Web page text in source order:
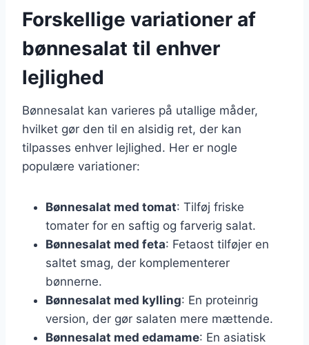
Forskellige variationer af
bønnesalat til enhver
lejlighed
Bønnesalat kan varieres på utallige måder,
hvilket gør den til en alsidig ret, der kan
tilpasses enhver lejlighed. Her er nogle
populære variationer:
Bønnesalat med tomat: Tilføj friske
tomater for en saftig og farverig salat.
Bønnesalat med feta: Fetaost tilføjer en
saltet smag, der komplementerer
bønnerne.
Bønnesalat med kylling: En proteinrig
version, der gør salaten mere mættende.
Bønnesalat med edamame: En asiatisk